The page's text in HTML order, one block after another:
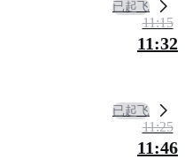
已起飞
11:15
11:32
已起飞
11:25
11:46